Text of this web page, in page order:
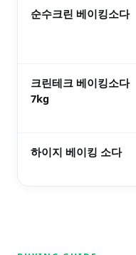
순수크린 베이킹소다
크린테크 베이킹소다
7kg
하이지 베이킹 소다